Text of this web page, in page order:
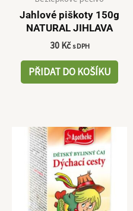
Jahlové piškoty 150g
NATURAL JIHLAVA
30 Kč s DPH
PŘIDAT DO KOŠÍKU